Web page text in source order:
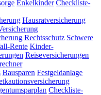
Enkelkinder Checkliste-
Hausratversicherung
Rechtsschutz Schwere
Rente Kinder-
Reiseversicherungen
Bausparen Festgeldanlage
Checkliste-